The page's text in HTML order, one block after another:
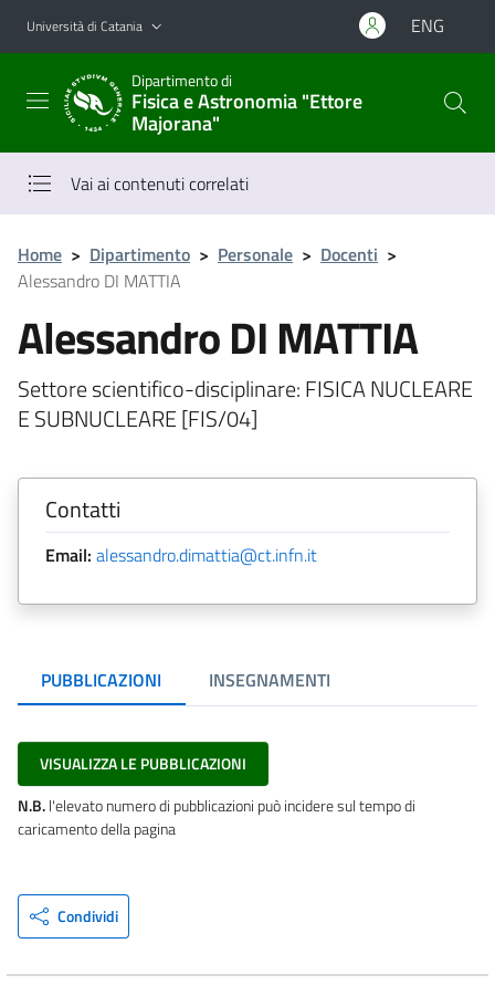
Vai al contenuto principale
Vai al menu di navigazione
Università di Catania ENG
Dipartimento di
Fisica e Astronomia "Ettore
Majorana"
Vai ai contenuti correlati
Home > Dipartimento > Personale > Docenti >
Alessandro DI MATTIA
Alessandro DI MATTIA
Settore scientifico-disciplinare: FISICA NUCLEARE
E SUBNUCLEARE [FIS/04]
Contatti
Email: alessandro.dimattia@ct.infn.it
PUBBLICAZIONI INSEGNAMENTI
VISUALIZZA LE PUBBLICAZIONI
N.B.l'elevato numero di pubblicazioni può incidere sul tempo di
caricamento della pagina
Condividi